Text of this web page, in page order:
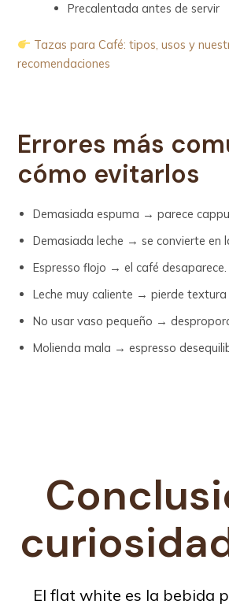
Precalentada antes de servir
Tazas para Café: tipos, usos y
recomendaciones
Errores más
cómo evitarlos
Demasiada espuma → parece
Demasiada leche → se convierte en
Espresso flojo → el café desaparece.
Leche muy caliente → pierde textura
No usar vaso pequeño →
Molienda mala → espresso
El flat white es la bebida